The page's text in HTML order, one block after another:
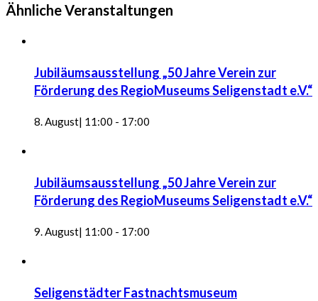
Ähnliche Veranstaltungen
Jubiläumsausstellung „50 Jahre Verein zur
Förderung des RegioMuseums Seligenstadt e.V.“
8. August| 11:00 - 17:00
Jubiläumsausstellung „50 Jahre Verein zur
Förderung des RegioMuseums Seligenstadt e.V.“
9. August| 11:00 - 17:00
Seligenstädter Fastnachtsmuseum